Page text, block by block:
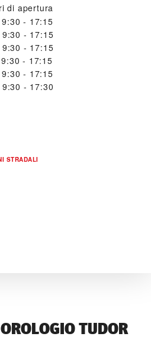
di apertura
9:30 - 17:15
9:30 - 17:15
9:30 - 17:15
9:30 - 17:15
9:30 - 17:15
9:30 - 17:30
STRADALI
TUDOR